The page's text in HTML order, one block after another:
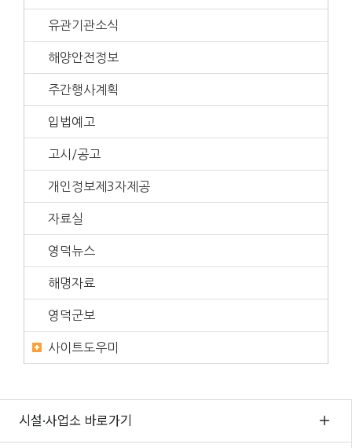
유관기관소식
해양안전정보
주간행사계획
입법예고
고시/공고
개인정보제3자제공
자료실
영덕뉴스
해명자료
영덕군보
사이트도우미
시설·사업소 바로가기